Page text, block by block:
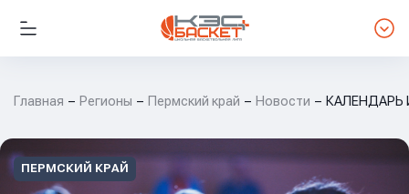
Главная Регионы Пермский край Новости КАЛЕНДАРЬ
ПЕРМСКИЙ КРАЙ